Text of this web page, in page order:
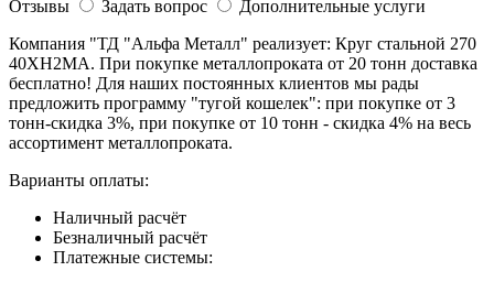
Отзывы
Задать вопрос
Дополнительные услуги
Компания "ТД "Альфа Металл" реализует: Круг стальной 270
40ХН2МА. При покупке металлопроката от 20 тонн доставка
бесплатно! Для наших постоянных клиентов мы рады
предложить программу "тугой кошелек": при покупке от 3
тонн-скидка 3%, при покупке от 10 тонн - скидка 4% на весь
ассортимент металлопроката.
Варианты оплаты:
Наличный расчёт
Безналичный расчёт
Платежные системы: